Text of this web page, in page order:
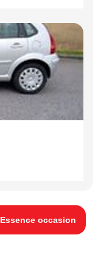
occasion